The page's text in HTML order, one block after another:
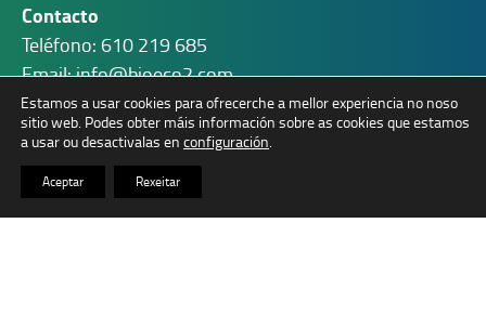
Contacto
Teléfono: 610 219 685
Email:info@bioeco2.com
Dirección: Os Verxeles 38, CP. 15886, Teo (A Coruña)
Estamos a usar cookies para ofrecerche a mellor experiencia no noso
sitio web. Podes obter máis información sobre as cookies que estamos
a usar ou desactivalas en configuración.
Aceptar Rexeitar